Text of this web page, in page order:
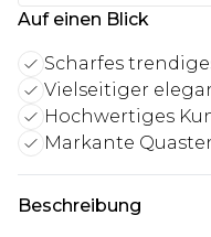
Auf einen Blick
Scharfes
Vielseitiger
Hochwertiges
Markante
Beschreibung